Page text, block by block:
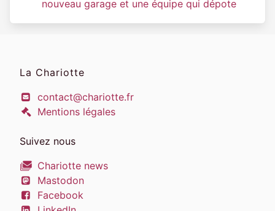
nouveau garage et une équipe qui dépote
La Chariotte
contact@chariotte.fr
Mentions légales
Suivez nous
Chariotte news
Mastodon
Facebook